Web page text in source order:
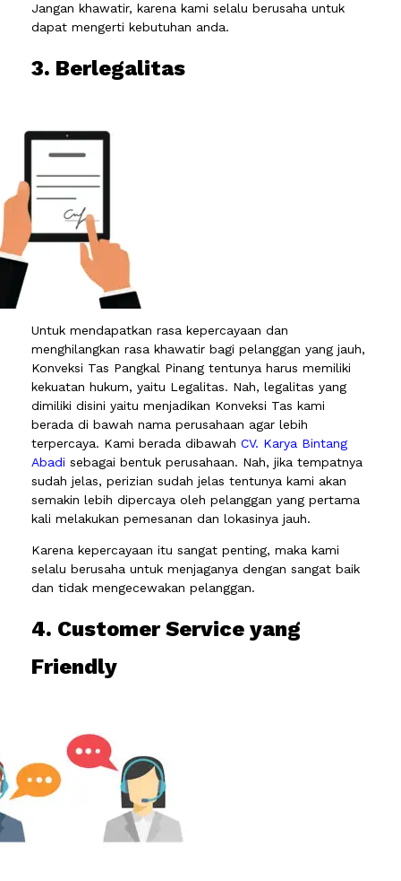
Jangan khawatir, karena kami selalu berusaha untuk
dapat mengerti kebutuhan anda.
3. Berlegalitas
Untuk mendapatkan rasa kepercayaan dan
menghilangkan rasa khawatir bagi pelanggan yang jauh,
Konveksi Tas Pangkal Pinang tentunya harus memiliki
kekuatan hukum, yaitu Legalitas. Nah, legalitas yang
dimiliki disini yaitu menjadikan Konveksi Tas kami
berada di bawah nama perusahaan agar lebih
terpercaya. Kami berada dibawah CV. Karya Bintang
Abadi sebagai bentuk perusahaan. Nah, jika tempatnya
sudah jelas, perizian sudah jelas tentunya kami akan
semakin lebih dipercaya oleh pelanggan yang pertama
kali melakukan pemesanan dan lokasinya jauh.
Karena kepercayaan itu sangat penting, maka kami
selalu berusaha untuk menjaganya dengan sangat baik
dan tidak mengecewakan pelanggan.
4. Customer Service yang
Friendly